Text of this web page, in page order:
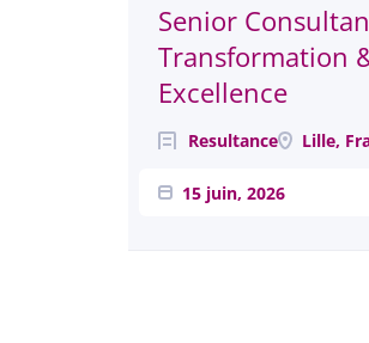
Senior
Transformation
Excellence
Resultance Lille,
15 juin, 2026
Next